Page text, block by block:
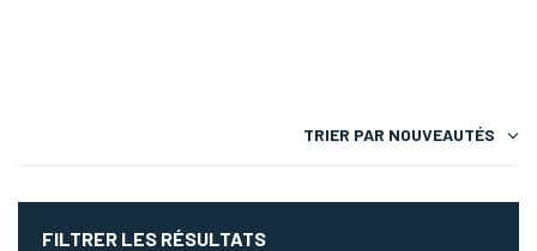
TRIER PAR NOUVEAUTÉS
FILTRER LES RÉSULTATS